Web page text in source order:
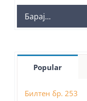
Search
for:
Popular
Билтен бр. 253